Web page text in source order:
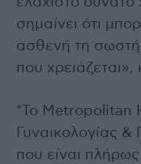
σημαίνει ότι
ασθενή τη
που χρειάζεται»,
*Το Metropolitan
Γυναικολογίας
που είναι